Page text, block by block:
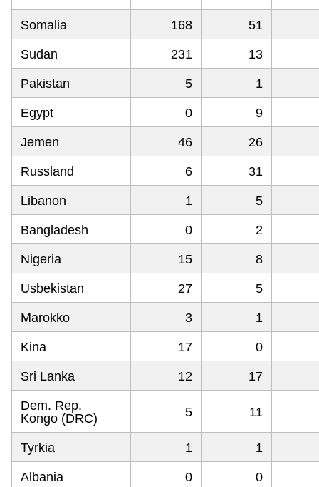
Somalia 168 51
Sudan 231 13
Pakistan 5 1
Egypt 0 9
Jemen 46 26
Russland 6 31
Libanon 1 5
Bangladesh 0 2
Nigeria 15 8
Usbekistan 27 5
Marokko 3 1
Kina 17 0
Sri Lanka 12 17
Dem. Rep.
Kongo (DRC)
5 11
Tyrkia 1 1
Albania 0 0